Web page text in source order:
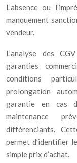
L’absence ou
manquement
vendeur.
L’analyse des
garanties
conditions
prolongation
garantie en cas
maintenance
différenciants.
permet d’identifier
simple prix d’achat.